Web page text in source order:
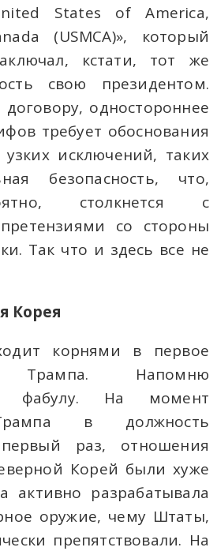
States of America,
(USMCA)», который
кстати, тот же
свою президентом.
договору, одностороннее
требует обоснования
исключений, таких
безопасность, что,
столкнется с
со стороны
Так что и здесь все не
Корея
корнями в первое
Трампа. Напомню
фабулу. На момент
в должность
раз, отношения
Корей были хуже
активно разрабатывала
оружие, чему Штаты,
препятствовали. На